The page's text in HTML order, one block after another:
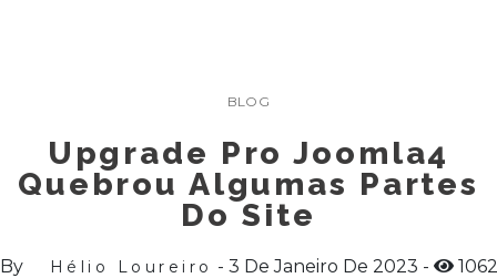
BLOG
Upgrade Pro Joomla4
Quebrou Algumas Partes
Do Site
By Hélio Loureiro 3 De Janeiro De 2023 1062